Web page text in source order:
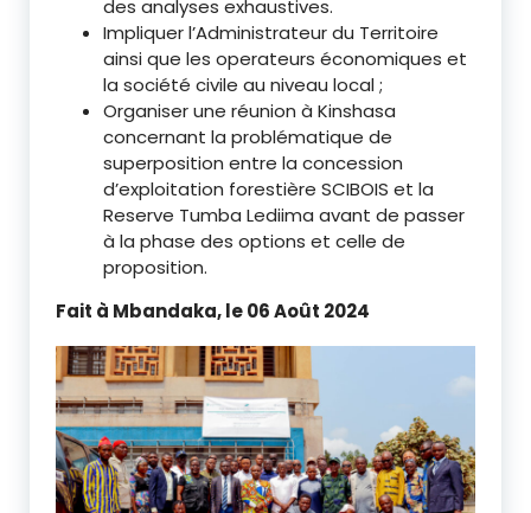
des analyses exhaustives.
Impliquer l’Administrateur du Territoire
ainsi que les operateurs économiques et
la société civile au niveau local ;
Organiser une réunion à Kinshasa
concernant la problématique de
superposition entre la concession
d’exploitation forestière SCIBOIS et la
Reserve Tumba Lediima avant de passer
à la phase des options et celle de
proposition.
Fait à Mbandaka, le 06 Août 2024